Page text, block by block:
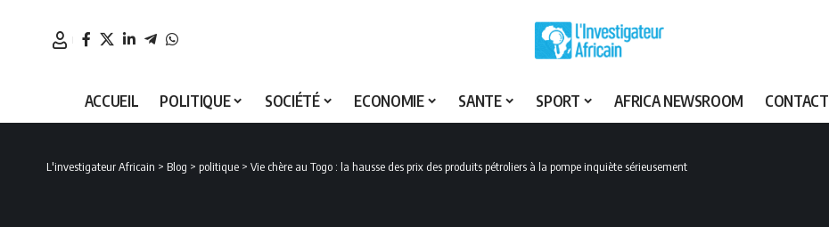
ACCUEIL POLITIQUE SOCIÉTÉ ECONOMIE SANTE SPORT AFRICA NEWSROOM CONTACT
L'investigateur Africain > Blog > politique > Vie chère au Togo : la hausse des prix des produits pétroliers à la pompe inquiète sérieusement